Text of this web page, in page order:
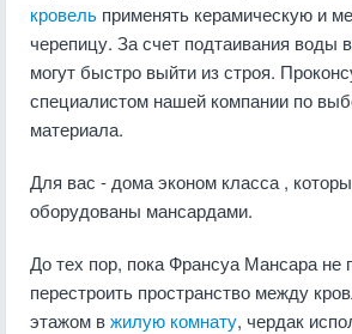
кровель применять керамическую и
черепицу. За счет подтаивания воды в
могут быстро выйти из строя.
специалистом нашей компании по
материала.
Для вас - дома эконом класса ,
оборудованы мансардами.
До тех пор, пока Франсуа Мансара не
перестроить пространство между
этажом вжилую комнату, чердак